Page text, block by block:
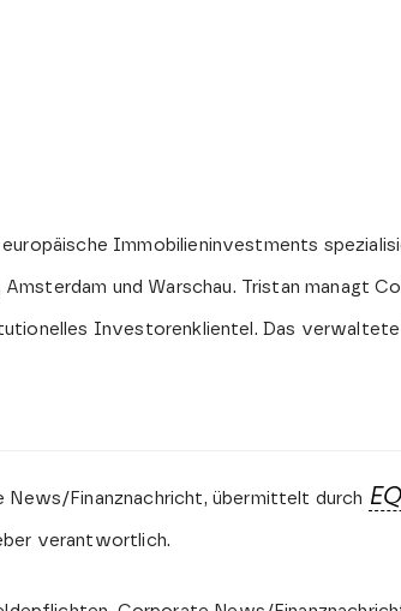
Immobilieninvestments
und Warschau. Tristan managt
Investorenklientel. Das verwaltete
Finanznachricht, übermittelt durch
verantwortlich.